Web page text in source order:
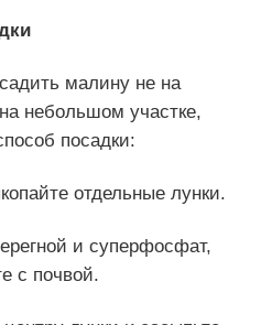
малину не на
небольшом участке,
посадки:
отдельные лунки.
и суперфосфат,
с почвой.